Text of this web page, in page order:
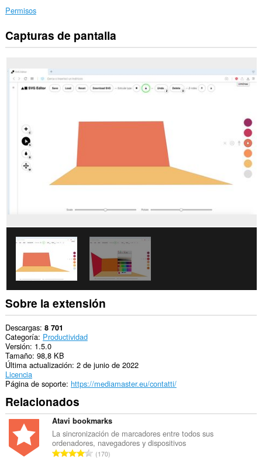
Permisos
Esta
extensión
a
tus
pestañas
navegación.
Capturas de pantalla
Sobre la extensión
Descargas 8 701
Categoría Productividad
Versión 1.5.0
Tamaño 98,8 KB
Última actualización 2 de junio de 2022
Licencia
Página de soporte https://mediamaster.eu/contatti/
Relacionados
Atavi bookmarks
La sincronización de marcadores entre todos sus
ordenadores, navegadores y dispositivos
N170